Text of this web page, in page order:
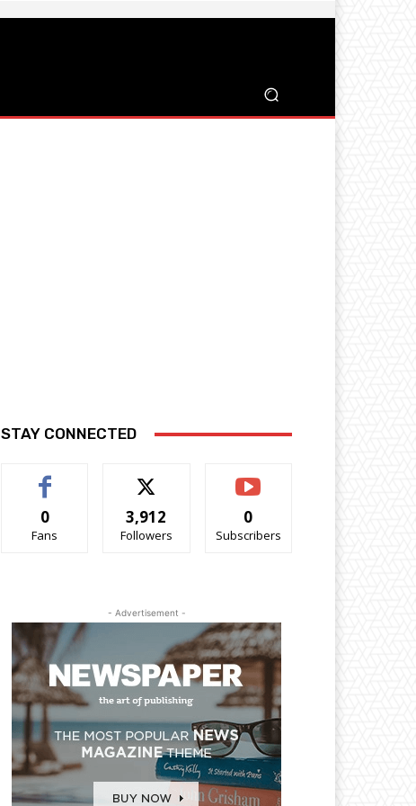
STAY CONNECTED
0
Fans
3,912
Followers
0
Subscribers
- Advertisement -